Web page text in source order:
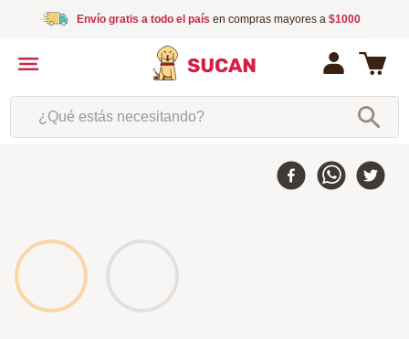
Envío gratis a todo el país en compras mayores a $1000
¿Qué estás necesitando?